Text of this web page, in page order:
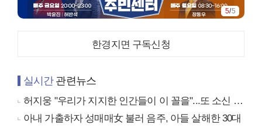
5/5
한경지면 구독신청
실시간관련뉴스
허지웅 "우리가 지지한 인간들이 이 꼴을"...또 소신 발언
아내 가출하자 성매매女 불러 음주, 아들 살해한 30대